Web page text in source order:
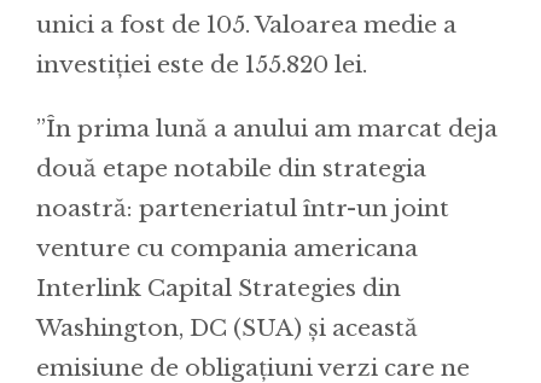
unici a fost de 105. Valoarea medie a
investiției este de 155.820 lei.
”În prima lună a anului am marcat deja
două etape notabile din strategia
noastră: parteneriatul într-un joint
venture cu compania americana
Interlink Capital Strategies din
Washington, DC (SUA) și această
emisiune de obligațiuni verzi care ne